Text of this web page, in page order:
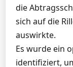
die
sich auf die
auswirkte.
Es wurde ein
identifiziert,